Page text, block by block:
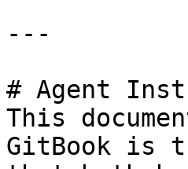
---
# Agent
This
GitBook is